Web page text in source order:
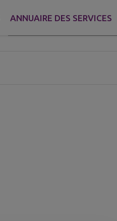
ANNUAIRE DES SERVICES
Rechercher